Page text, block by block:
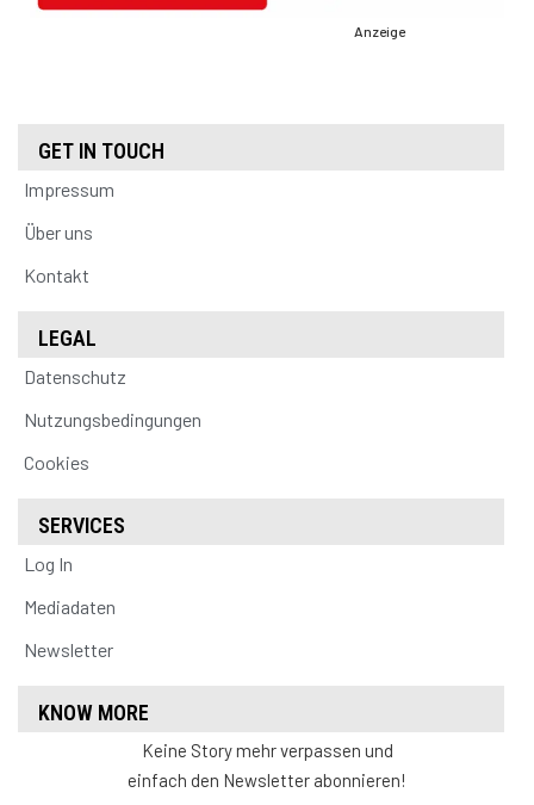
Anzeige
GET IN TOUCH
Impressum
Über uns
Kontakt
LEGAL
Datenschutz
Nutzungsbedingungen
Cookies
SERVICES
Log In
Mediadaten
Newsletter
KNOW MORE
Keine Story mehr verpassen und
einfach den Newsletter abonnieren!